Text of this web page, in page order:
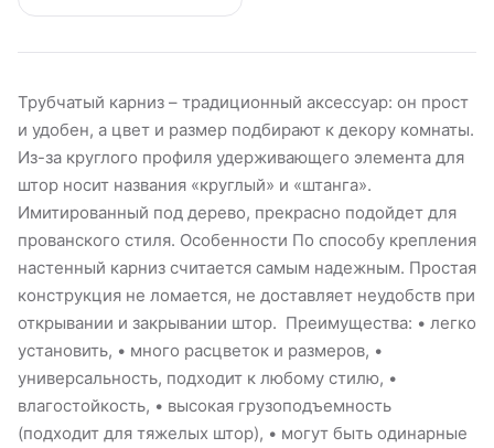
Трубчатый карниз – традиционный аксессуар: он прост
и удобен, а цвет и размер подбирают к декору комнаты.
Из-за круглого профиля удерживающего элемента для
штор носит названия «круглый» и «штанга».
Имитированный под дерево, прекрасно подойдет для
прованского стиля. Особенности По способу крепления
настенный карниз считается самым надежным. Простая
конструкция не ломается, не доставляет неудобств при
открывании и закрывании штор. Преимущества: • легко
установить, • много расцветок и размеров, •
универсальность, подходит к любому стилю, •
влагостойкость, • высокая грузоподъемность
(подходит для тяжелых штор), • могут быть одинарные